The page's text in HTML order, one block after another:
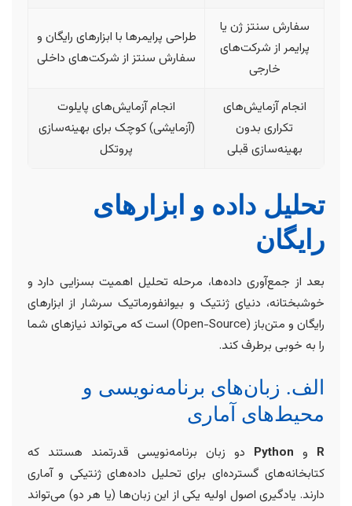
سفارش سنتز ژن یا
پرایمر از شرکت‌های
خارجی
طراحی پرایمرها با ابزارهای رایگان و
سفارش سنتز از شرکت‌های داخلی
انجام آزمایش‌های
تکراری بدون
بهینه‌سازی قبلی
انجام آزمایش‌های پایلوت
(آزمایشی) کوچک برای بهینه‌سازی
پروتکل
تحلیل داده و ابزارهای
رایگان
بعد از جمع‌آوری داده‌ها، مرحله تحلیل اهمیت بسزایی دارد و
خوشبختانه، دنیای ژنتیک و بیوانفورماتیک سرشار از ابزارهای
رایگان و متن‌باز (Open-Source) است که می‌تواند نیازهای شما
را به خوبی برطرف کند.
الف. زبان‌های برنامه‌نویسی و
محیط‌های آماری
R و Python دو زبان برنامه‌نویسی قدرتمند هستند که
کتابخانه‌های گسترده‌ای برای تحلیل داده‌های ژنتیکی و آماری
دارند. یادگیری اصول اولیه یکی از این زبان‌ها (یا هر دو) می‌تواند